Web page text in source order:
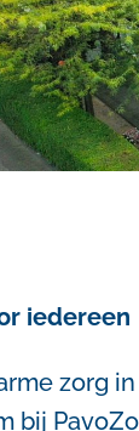
iedereen
zorg
bij